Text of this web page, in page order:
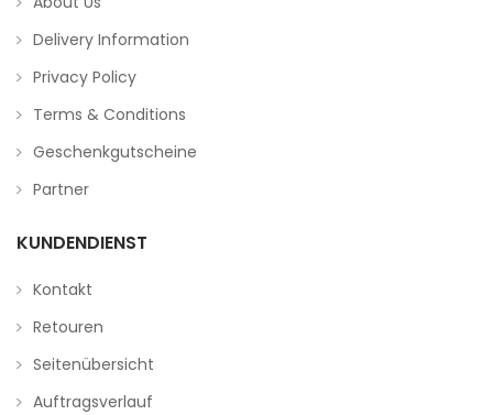
Delivery Information
Privacy Policy
Terms & Conditions
Geschenkgutscheine
Partner
KUNDENDIENST
Kontakt
Retouren
Seitenübersicht
Auftragsverlauf